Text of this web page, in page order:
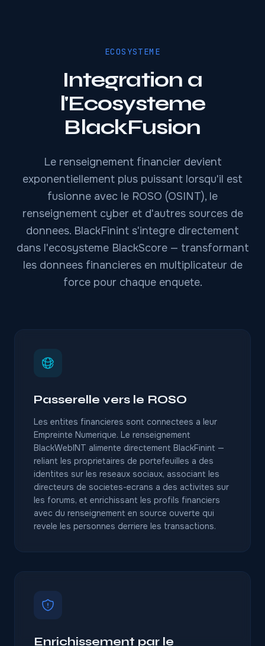
ECOSYSTEME
Integration a
l'Ecosysteme
BlackFusion
Le renseignement financier devient
exponentiellement plus puissant lorsqu'il est
fusionne avec le ROSO (OSINT), le
renseignement cyber et d'autres sources de
donnees. BlackFinint s'integre directement
dans l'ecosysteme BlackScore — transformant
les donnees financieres en multiplicateur de
force pour chaque enquete.
Passerelle vers le ROSO
Les entites financieres sont connectees a leur
Empreinte Numerique. Le renseignement
BlackWebINT alimente directement BlackFinint —
reliant les proprietaires de portefeuilles a des
identites sur les reseaux sociaux, associant les
directeurs de societes-ecrans a des activites sur
les forums, et enrichissant les profils financiers
avec du renseignement en source ouverte qui
revele les personnes derriere les transactions.
Enrichissement par le